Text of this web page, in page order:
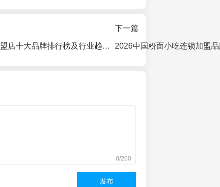
2026年酸辣粉加盟店十大品牌排行榜及行业趋势洞察
下一篇
0/200
发布